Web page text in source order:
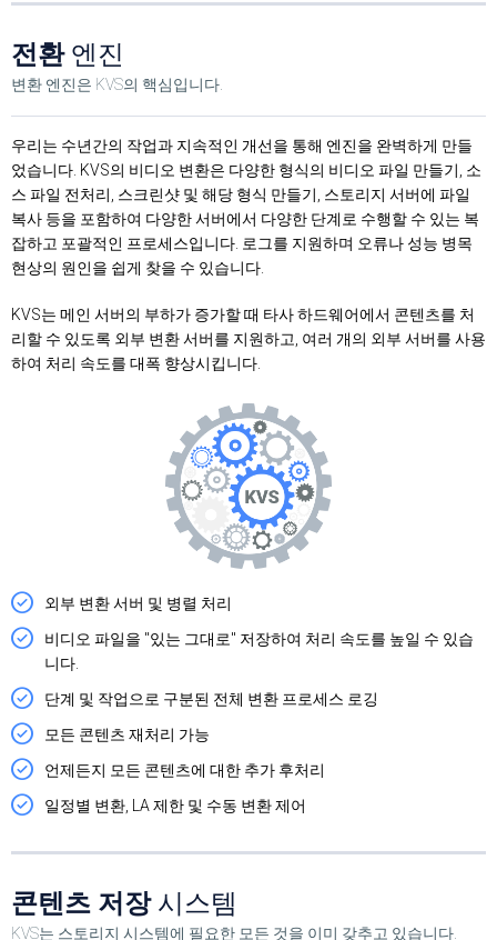
전환엔진
변환 엔진은 KVS의 핵심입니다.
우리는 수년간의 작업과 지속적인 개선을 통해 엔진을 완벽하게 만들
었습니다. KVS의 비디오 변환은 다양한 형식의 비디오 파일 만들기, 소
스 파일 전처리, 스크린샷 및 해당 형식 만들기, 스토리지 서버에 파일
복사 등을 포함하여 다양한 서버에서 다양한 단계로 수행할 수 있는 복
잡하고 포괄적인 프로세스입니다. 로그를 지원하며 오류나 성능 병목
현상의 원인을 쉽게 찾을 수 있습니다.
KVS는 메인 서버의 부하가 증가할 때 타사 하드웨어에서 콘텐츠를 처
리할 수 있도록 외부 변환 서버를 지원하고, 여러 개의 외부 서버를 사용
하여 처리 속도를 대폭 향상시킵니다.
외부 변환 서버 및 병렬 처리
비디오 파일을 "있는 그대로" 저장하여 처리 속도를 높일 수 있습
니다.
단계 및 작업으로 구분된 전체 변환 프로세스 로깅
모든 콘텐츠 재처리 가능
언제든지 모든 콘텐츠에 대한 추가 후처리
일정별 변환, LA 제한 및 수동 변환 제어
콘텐츠 저장시스템
KVS는 스토리지 시스템에 필요한 모든 것을 이미 갖추고 있습니다.